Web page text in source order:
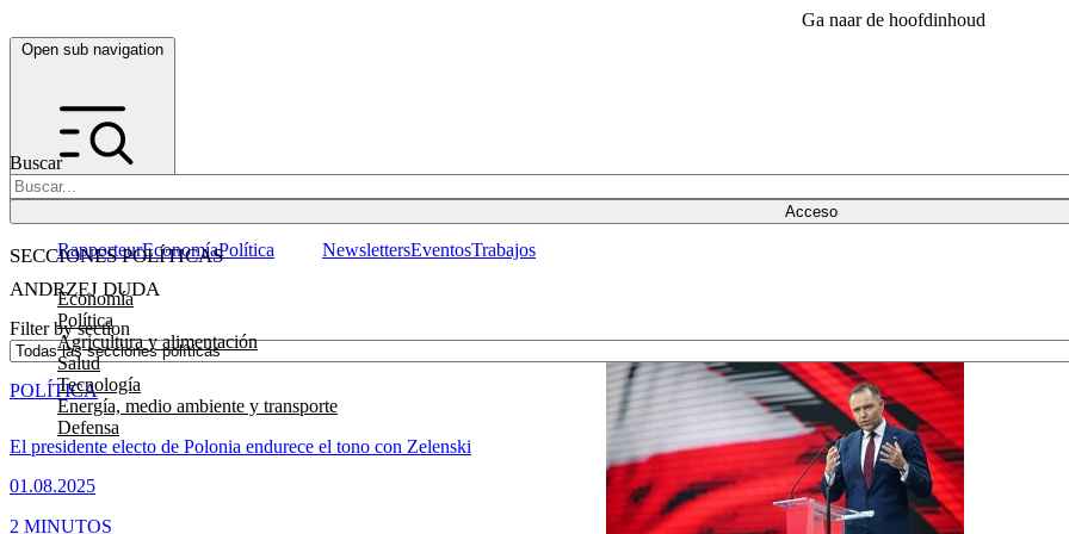
Ga naar de hoofdinhoud
Open sub navigation
Buscar
Acceso
SECCIONES POLÍTICAS
Economía
Política
Agricultura y alimentación
Salud
Tecnología
Energía, medio ambiente y transporte
Defensa
RapporteurEconomíaPolítica NewslettersEventosTrabajos
ANDRZEJ DUDA
Filter by section
El presidente electo de Polonia endurece el tono con Zelenski
01.08.2025
POLÍTICA
2 MINUTOS